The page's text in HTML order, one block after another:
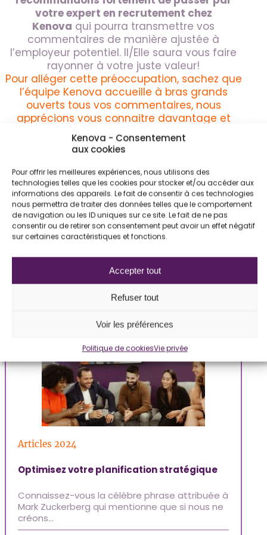
Kenova - Consentement
aux cookies
Pour offrir les meilleures expériences, nous utilisons des
technologies telles que les cookies pour stocker et/ou accéder aux
informations des appareils. Le fait de consentir à ces technologies
nous permettra de traiter des données telles que le comportement
de navigation ou les ID uniques sur ce site. Le fait de ne pas
consentir ou de retirer son consentement peut avoir un effet négatif
sur certaines caractéristiques et fonctions.
Accepter tout
Refuser tout
Voir les préférences
Politique de cookiesVie privée
votre expert en recrutement chez
Kenova qui pourra transmettre vos
commentaires de manière ajustée à
l’employeur potentiel. Il/Elle saura vous faire
rayonner à votre juste valeur!
Pour alléger cette préoccupation, sachez que
l’équipe Kenova accueille à bras grands
ouverts tous vos commentaires, nous
apprécions vous connaitre davantage et
cela nous permet de mieux vous conseiller.
PARTAGER CET ARTICLE
Ces articles pourraient aussi vous
intéresser
Articles 2024
Optimisez votre planification stratégique
Connaissez-vous la célèbre phrase attribuée à
Mark Zuckerberg qui mentionne que si nous ne
créons…